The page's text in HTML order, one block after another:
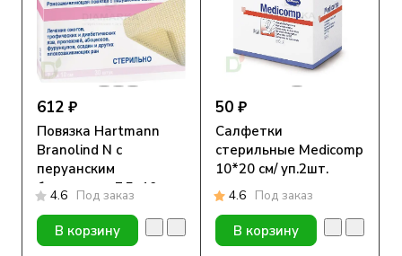
612 ₽
Повязка Hartmann
Branolind N с
перуанским
бальзамом, 7,5х10см,
1 шт
4.6 Под заказ
В корзину
50 ₽
Салфетки
стерильные Medicomp
10*20 см/ уп.2шт.
4.6 Под заказ
В корзину